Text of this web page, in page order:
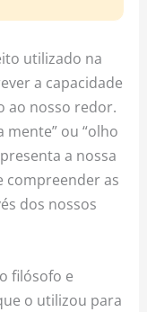
utilizado na
a capacidade
ao nosso redor.
ou “olho
a nossa
compreender as
dos nossos
filósofo e
o utilizou para